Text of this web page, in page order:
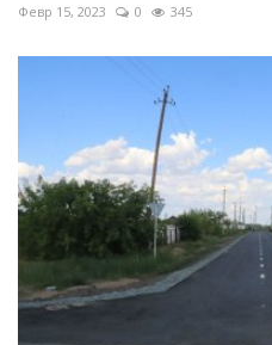
Февр 15, 2023 0 345